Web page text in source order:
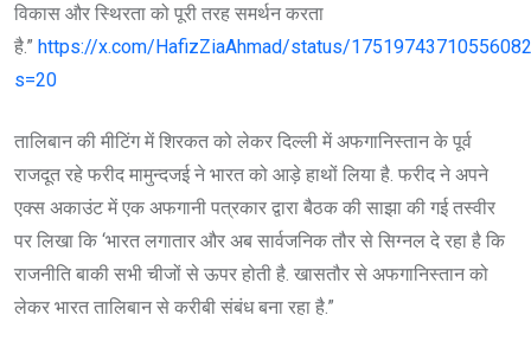
विकास और स्थिरता को पूरी तरह समर्थन करता
है.” https://x.com/HafizZiaAhmad/status/
s=20
तालिबान की मीटिंग में शिरकत को लेकर दिल्ली में अफगानिस्तान के पूर्व
राजदूत रहे फरीद मामुन्दजई ने भारत को आड़े हाथों लिया है. फरीद ने अपने
एक्स अकाउंट में एक अफगानी पत्रकार द्वारा बैठक की साझा की गई तस्वीर
पर लिखा कि ‘भारत लगातार और अब सार्वजनिक तौर से सिग्नल दे रहा है कि
राजनीति बाकी सभी चीजों से ऊपर होती है. खासतौर से अफगानिस्तान को
लेकर भारत तालिबान से करीबी संबंध बना रहा है.”